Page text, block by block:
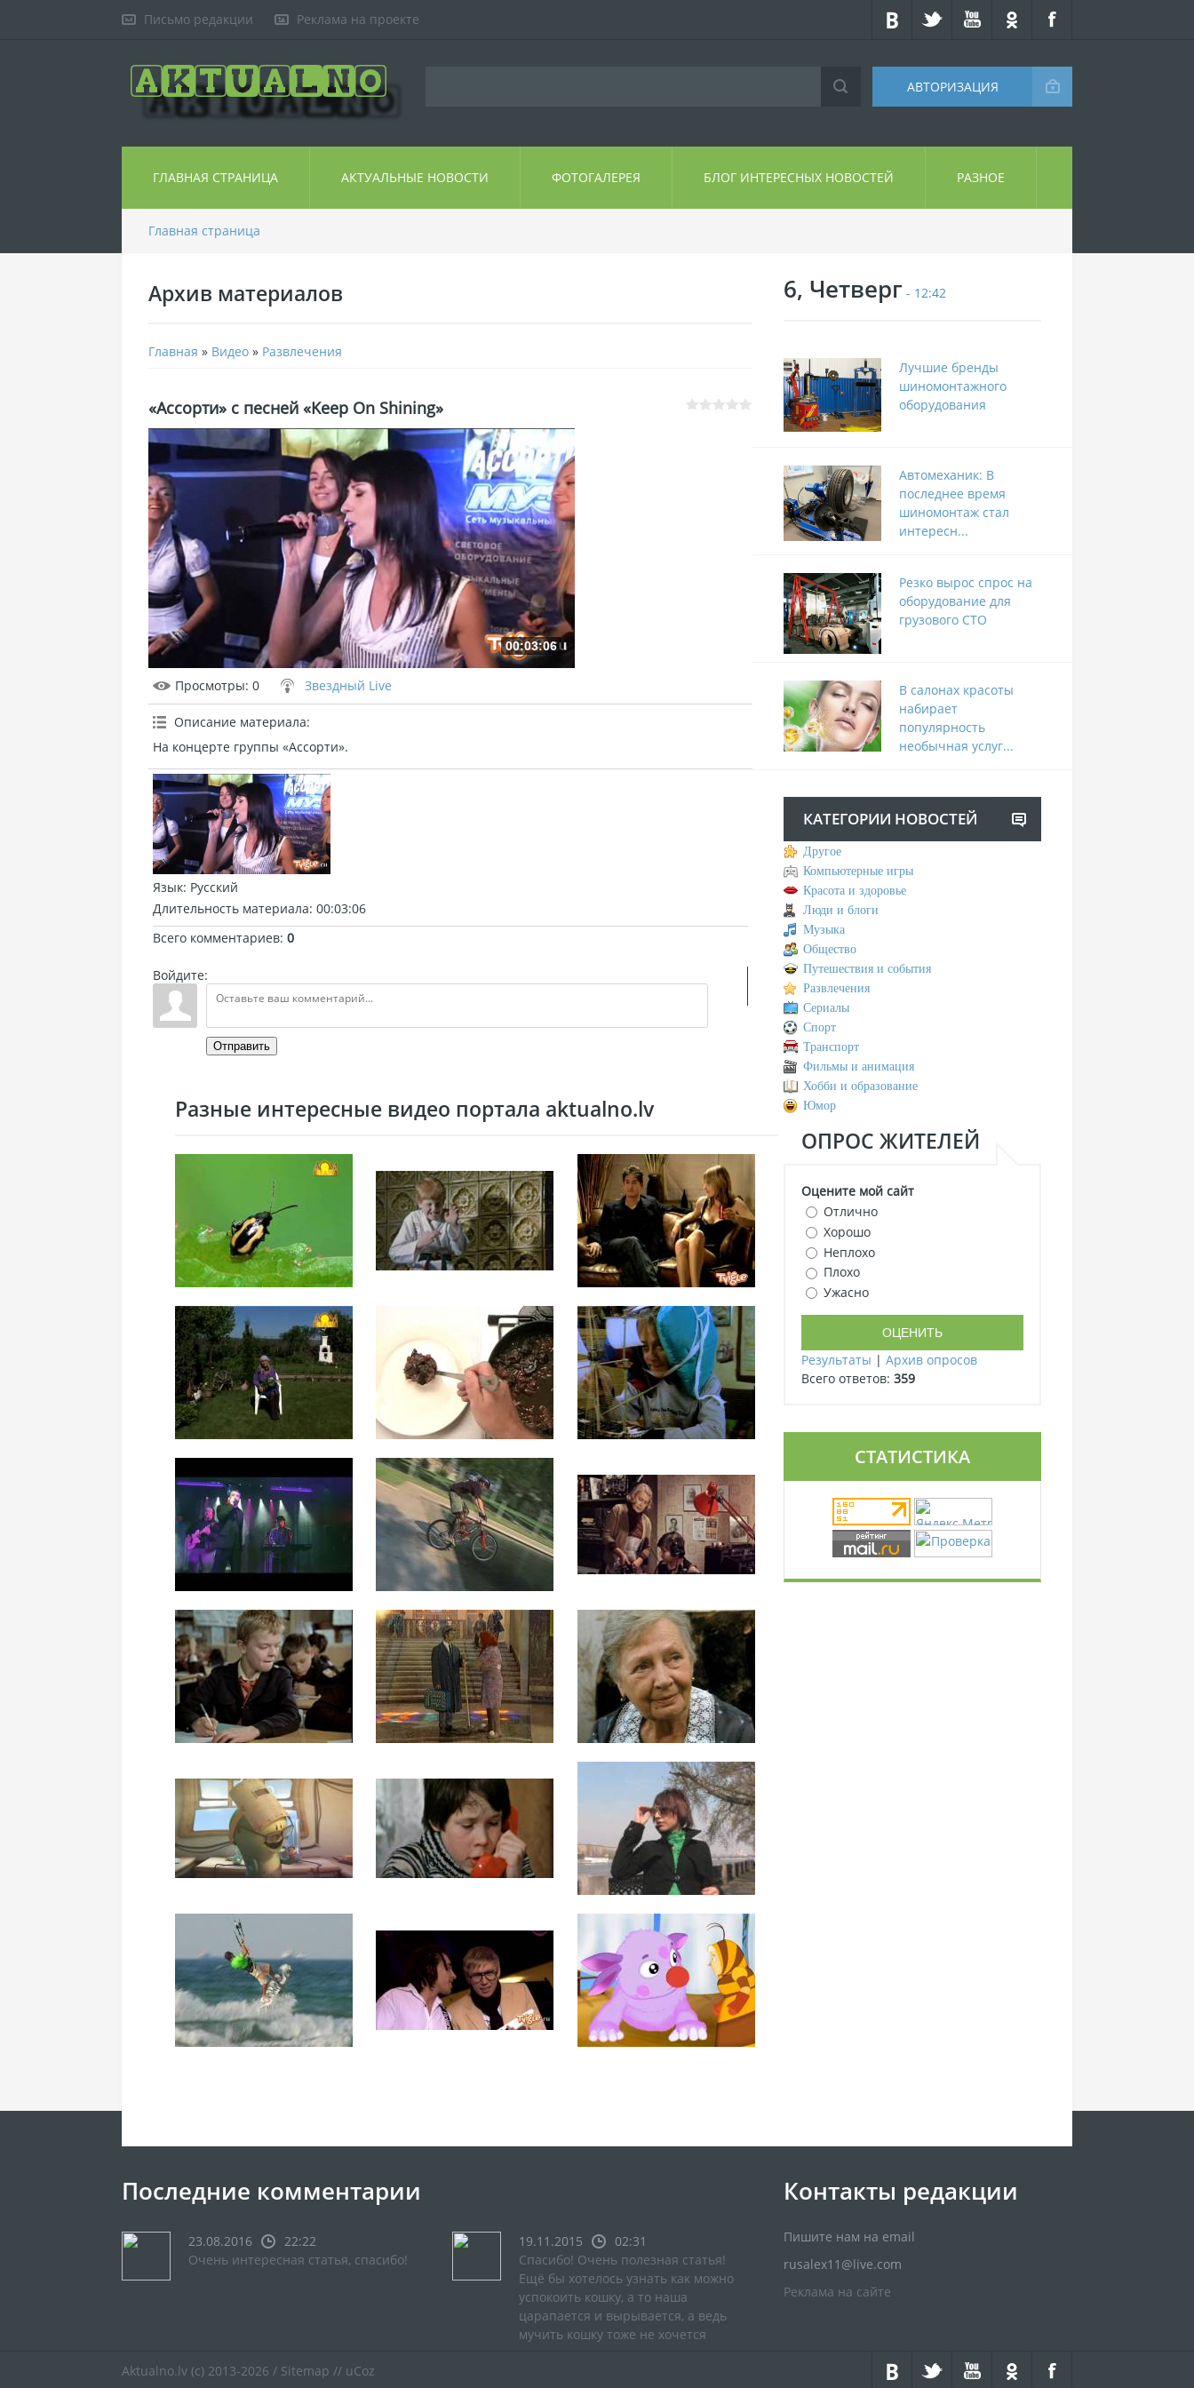
Письмо редакции Реклама на проекте
АВТОРИЗАЦИЯ
ГЛАВНАЯ СТРАНИЦА АКТУАЛЬНЫЕ НОВОСТИ ФОТОГАЛЕРЕЯ БЛОГ ИНТЕРЕСНЫХ НОВОСТЕЙ РАЗНОЕ
Главная страница
Архив материалов
Главная » Видео » Развлечения
«Ассорти» с песней «Keep On Shining»
00:03:06
Просмотры: 0 Звездный Live
Описание материала:
На концерте группы «Ассорти».
Язык: Русский
Длительность материала: 00:03:06
Всего комментариев: 0
Войдите:
Отправить
Разные интересные видео портала aktualno.lv
6, Четверг - 12:42
Лучшие бренды
шиномонтажного
оборудования
Автомеханик: В
последнее время
шиномонтаж стал
интересн...
Резко вырос спрос на
оборудование для
грузового СТО
В салонах красоты
набирает
популярность
необычная услуг...
КАТЕГОРИИ НОВОСТЕЙ
Другое
Компьютерные игры
Красота и здоровье
Люди и блоги
Музыка
Общество
Путешествия и события
Развлечения
Сериалы
Спорт
Транспорт
Фильмы и анимация
Хобби и образование
Юмор
ОПРОС ЖИТЕЛЕЙ
Оцените мой сайт
Отлично
Хорошо
Неплохо
Плохо
Ужасно
Результаты | Архив опросов
Всего ответов: 359
СТАТИСТИКА
Последние комментарии
23.08.2016
22:22
Очень интересная статья, спасибо!
19.11.2015
02:31
Спасибо! Очень полезная статья!
Ещё бы хотелось узнать как можно
успокоить кошку, а то наша
царапается и вырывается, а ведь
мучить кошку тоже не хочется
Контакты редакции
Пишите нам на email
rusalex11@live.com
Реклама на сайте
Aktualno.lv (c) 2013-2026 / Sitemap // uCoz